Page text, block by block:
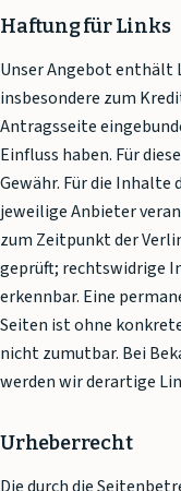
Haftung für Links
Unser Angebot enthält
insbesondere zum
Antragsseite
Einfluss haben. Für
Gewähr. Für die
jeweilige Anbieter
zum Zeitpunkt der
geprüft; rechtswidrige
erkennbar. Eine
Seiten ist ohne
nicht zumutbar. Bei
werden wir derartige
Urheberrecht